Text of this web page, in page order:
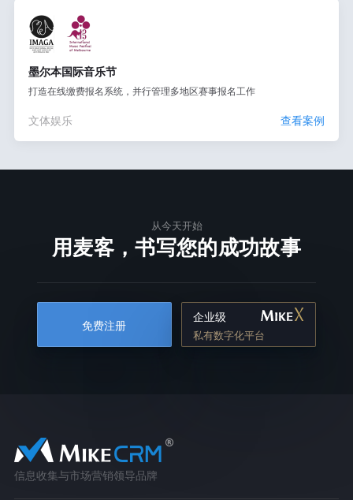
墨尔本国际音乐节
打造在线缴费报名系统，并行管理多地区赛事报名工作
文体娱乐 查看案例
从今天开始
用麦客，书写您的成功故事
免费注册
企业级
私有数字化平台
信息收集与市场营销领导品牌